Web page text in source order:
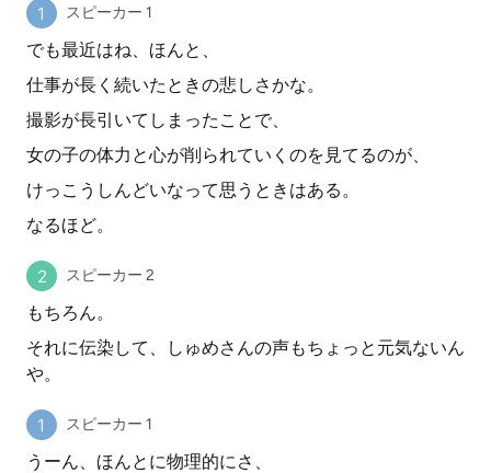
スピーカー 1
でも最近はね、ほんと、
仕事が長く続いたときの悲しさかな。
撮影が長引いてしまったことで、
女の子の体力と心が削られていくのを見てるのが、
けっこうしんどいなって思うときはある。
なるほど。
スピーカー 2
もちろん。
それに伝染して、しゅめさんの声もちょっと元気ないん
や。
スピーカー 1
うーん、ほんとに物理的にさ、